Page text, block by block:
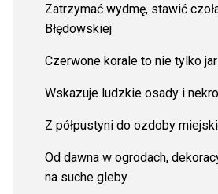
Zatrzymać wydmę, stawić
Błędowskiej
Czerwone korale to nie tylko
Wskazuje ludzkie osady i
Z półpustyni do ozdoby
Od dawna w ogrodach,
na suche gleby